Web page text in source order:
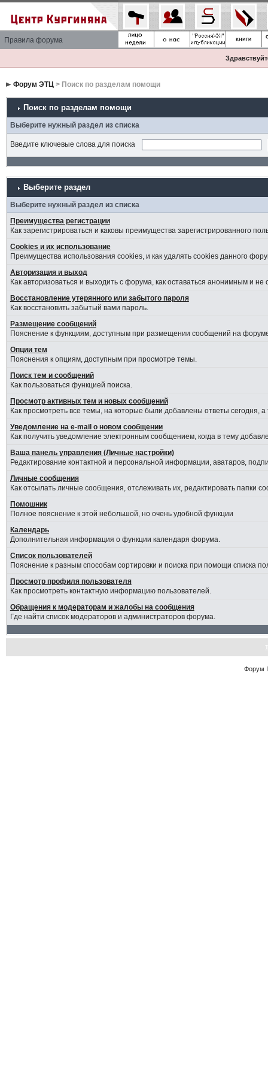
Правила форума
Форум ЭТЦ> Поиск по разделам помощи
Поиск по разделам помощи
Выберите нужный раздел из списка
Введите ключевые слова для поиска
Выберите раздел
Выберите нужный раздел из списка
Преимущества регистрации
Как зарегистрироваться и каковы преимущества зарегистрированного
Cookies и их использование
Преимущества использования cookies, и как удалять cookies данного
Авторизация и выход
Как авторизоваться и выходить с форума, как оставаться анонимным и
Восстановление утерянного или забытого пароля
Как восстановить забытый вами пароль.
Размещение сообщений
Пояснение к функциям, доступным при размещении сообщений на
Опции тем
Пояснения к опциям, доступным при просмотре темы.
Поиск тем и сообщений
Как пользоваться функцией поиска.
Просмотр активных тем и новых сообщений
Как просмотреть все темы, на которые были добавлены ответы сегодня,
Уведомление на е-mail о новом сообщении
Как получить уведомление электронным сообщением, когда в тему
Ваша панель управления (Личные настройки)
Редактирование контактной и персональной информации, аватаров,
Личные сообщения
Как отсылать личные сообщения, отслеживать их, редактировать папки
Помошник
Полное пояснение к этой небольшой, но очень удобной функции
Календарь
Дополнительная информация о функции календаря форума.
Список пользователей
Пояснение к разным способам сортировки и поиска при помощи списка
Просмотр профиля пользователя
Как просмотреть контактную информацию пользователей.
Обращения к модераторам и жалобы на сообщения
Где найти список модераторов и администраторов форума.
Форум